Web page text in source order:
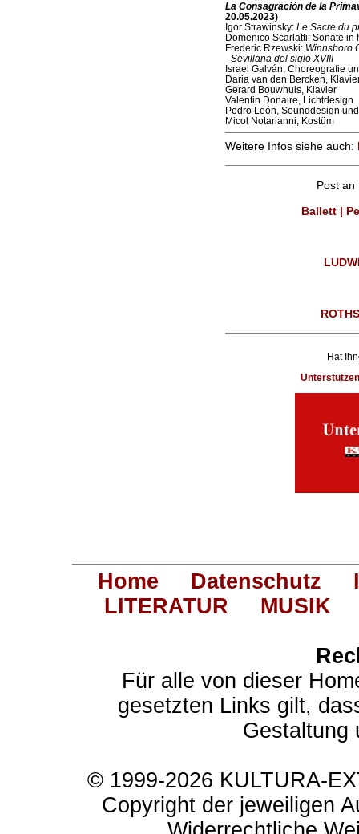
La Consagración de la
20.05.2023)
Igor Strawinsky: Le Sacre du
Domenico Scarlatti: Sonate in
Frederic Rzewski: Winnsboro
- Sevillana del siglo XVIII
Israel Galván, Choreografie
Daria van den Bercken,
Gerard Bouwhuis, Klavier
Valentin Donaire, Lichtdesign
Pedro León, Sounddesign
Micol Notarianni, Kostüm
Weitere Infos siehe auch:
Post an
Ballett |
Hat
Home Datenschutz
LITERATUR
MUSIK
Für alle von dieser
gesetzten Links gilt,
Gestaltung
© 1999-2026 KULTURA-
Copyright der jeweiligen